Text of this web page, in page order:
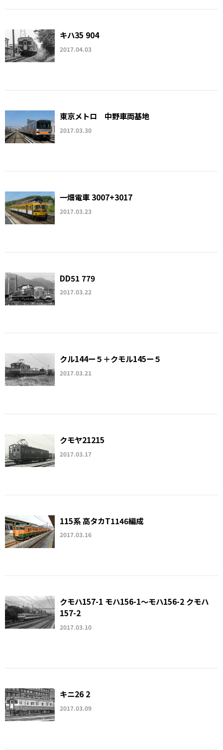
キハ35 904
2017.04.03
東京メトロ 中野車両基地
2017.03.30
一畑電車 3007+3017
2017.03.23
DD51 779
2017.03.22
クル144ー５＋クモル145ー５
2017.03.21
クモヤ21215
2017.03.17
115系 高タカT1146編成
2017.03.16
クモハ157-1 モハ156-1〜モハ156-2 クモハ
157-2
2017.03.10
キニ26 2
2017.03.09